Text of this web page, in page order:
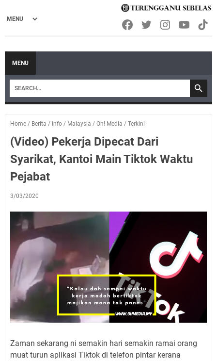
MENU
Home / Berita / Info / Malaysia / Oh! Media / Terkini
(Video) Pekerja Dipecat Dari
Syarikat, Kantoi Main Tiktok Waktu
Pejabat
3/03/2020
Zaman sekarang ni semakin hari semakin ramai orang
muat turun aplikasi Tiktok di telefon pintar kerana